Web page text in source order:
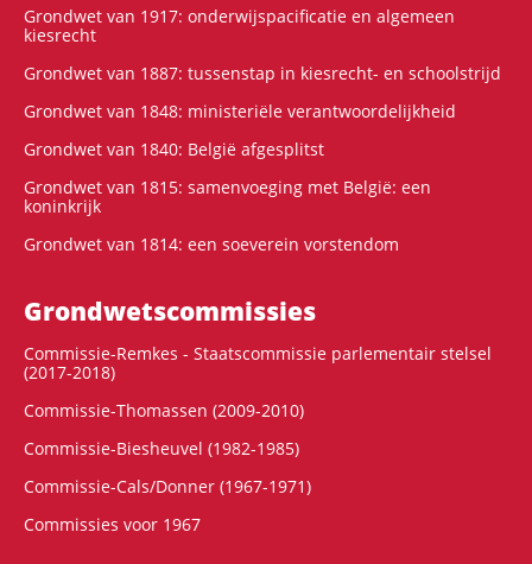
Grondwet van 1917: onderwijspacificatie en algemeen
kiesrecht
Grondwet van 1887: tussenstap in kiesrecht- en schoolstrijd
Grondwet van 1848: ministeriële verantwoordelijkheid
Grondwet van 1840: België afgesplitst
Grondwet van 1815: samenvoeging met België: een
koninkrijk
Grondwet van 1814: een soeverein vorstendom
Grondwets­commissies
Commissie-Remkes - Staatscommissie parlementair stelsel
(2017-2018)
Commissie-Thomassen (2009-2010)
Commissie-Biesheuvel (1982-1985)
Commissie-Cals/Donner (1967-1971)
Commissies voor 1967